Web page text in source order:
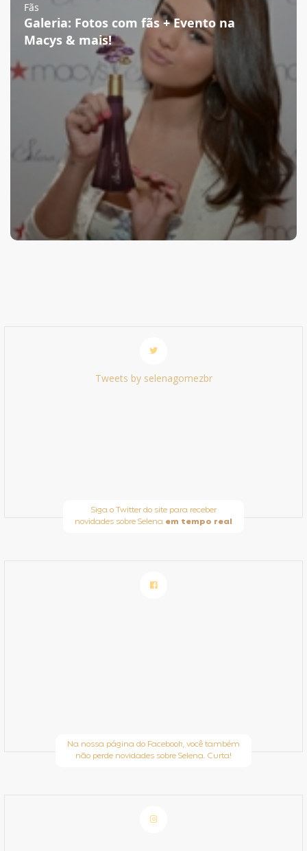
Fãs
Galeria: Fotos com fãs + Evento na
Macys & mais!
Tweets by selenagomezbr
Siga o Twitter do site para receber
novidades sobre Selena em tempo real
Na nossa página do Facebook, você também
não perde novidades sobre Selena. Curta!